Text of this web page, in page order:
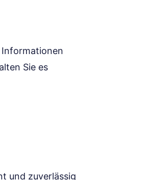
Informationen
Sie es
und zuverlässig